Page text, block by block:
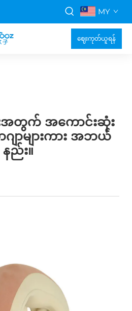
MY
ဈေးကုတ်ယူရန်
းအတွက် အကောင်းဆုံး
ျာများကား အဘယ်
နည်း။